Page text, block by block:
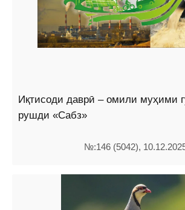
Иқтисоди даврӣ – омили муҳими
рушди «Сабз»
№:146 (5042),